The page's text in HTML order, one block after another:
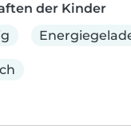
der Kinder